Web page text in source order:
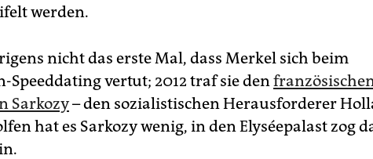
werden.
nicht das erste Mal, dass Merkel sich beim
Speeddating vertut; 2012 traf sie den
Sarkozy– den sozialistischen Herausforderer
hat es Sarkozy wenig, in den Elyséepalast zog